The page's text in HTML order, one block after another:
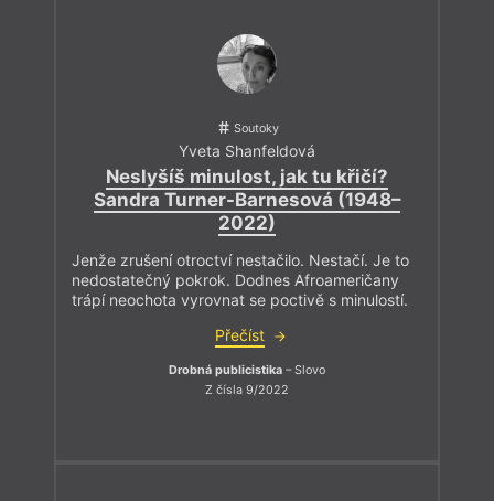
Soutoky
Yveta Shanfeldová
Neslyšíš minulost, jak tu křičí?
Sandra Turner-Barnesová (1948–
2022)
Jenže zrušení otroctví nestačilo. Nestačí. Je to
nedostatečný pokrok. Dodnes Afroameričany
trápí neochota vyrovnat se poctivě s minulostí.
Přečíst
Drobná publicistika – Slovo
Z čísla 9/2022